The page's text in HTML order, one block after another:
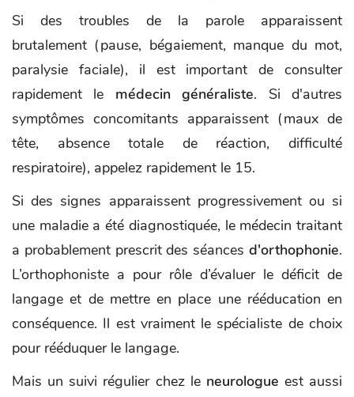
Si des troubles de la parole apparaissent
brutalement (pause, bégaiement, manque du mot,
paralysie faciale), il est important de consulter
rapidement le médecin généraliste. Si d'autres
symptômes concomitants apparaissent (maux de
tête, absence totale de réaction, difficulté
respiratoire), appelez rapidement le 15.
Si des signes apparaissent progressivement ou si
une maladie a été diagnostiquée, le médecin traitant
a probablement prescrit des séances d'orthophonie.
L’orthophoniste a pour rôle d’évaluer le déficit de
langage et de mettre en place une rééducation en
conséquence. Il est vraiment le spécialiste de choix
pour rééduquer le langage.
Mais un suivi régulier chez le neurologue est aussi